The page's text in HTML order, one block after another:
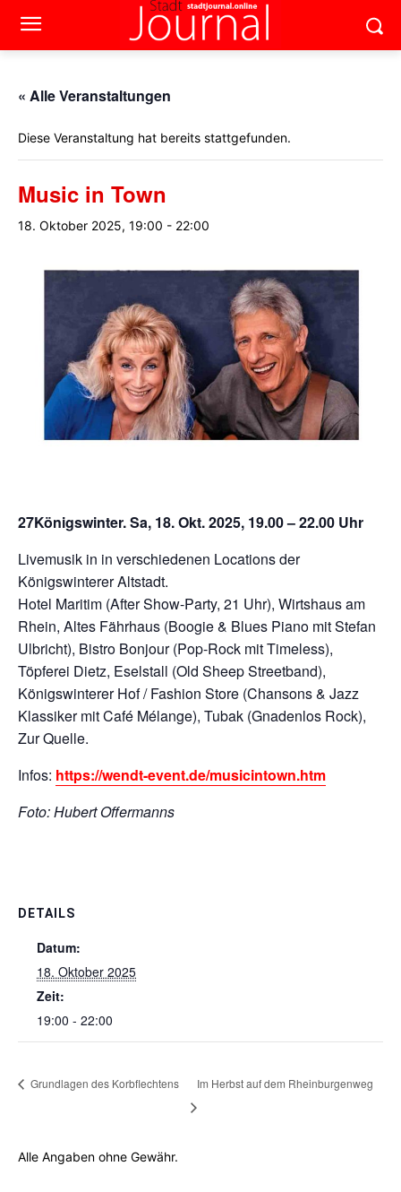
« Alle Veranstaltungen
Diese Veranstaltung hat bereits stattgefunden.
Music in Town
18. Oktober 2025, 19:00 - 22:00
27Königswinter. Sa, 18. Okt. 2025, 19.00 – 22.00 Uhr
Livemusik in in verschiedenen Locations der
Königswinterer Altstadt.
Hotel Maritim (After Show-Party, 21 Uhr), Wirtshaus am
Rhein, Altes Fährhaus (Boogie & Blues Piano mit Stefan
Ulbricht), Bistro Bonjour (Pop-Rock mit Timeless),
Töpferei Dietz, Eselstall (Old Sheep Streetband),
Königswinterer Hof / Fashion Store (Chansons & Jazz
Klassiker mit Café Mélange), Tubak (Gnadenlos Rock),
Zur Quelle.
Infos: https://wendt-event.de/musicintown.htm
Foto: Hubert Offermanns
DETAILS
Datum:
18. Oktober 2025
Zeit:
19:00 - 22:00
Grundlagen des Korbflechtens Im Herbst auf dem Rheinburgenweg
Alle Angaben ohne Gewähr.